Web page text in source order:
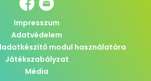
Impresszum
Adatvédelem
modul használatára
Játékszabályzat
Média